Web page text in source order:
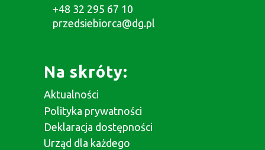
+48 32 295 67 10
przedsiebiorca@dg.pl
Na skróty:
Aktualności
Polityka prywatności
Deklaracja dostępności
Urząd dla każdego